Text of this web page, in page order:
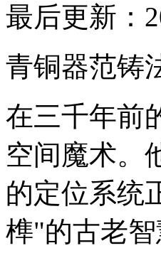
最后更新：
青铜器范铸
在三千年前
空间魔术。
的定位系统
榫"的古老